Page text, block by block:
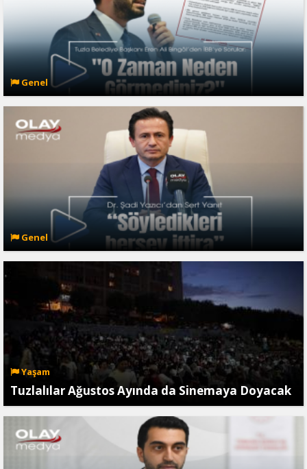
Genel
Genel
Yaşam
Tuzlalılar Ağustos Ayında da Sinemaya Doyacak